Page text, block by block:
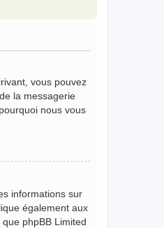
vous pouvez
la messagerie
nous vous
informations sur
également aux
phpBB Limited